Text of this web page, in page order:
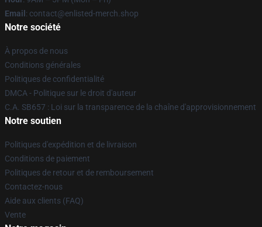
Email : contact@enlisted-merch.shop
Notre société
À propos de nous
Conditions générales
Politiques de confidentialité
DMCA - Politique sur le droit d'auteur
C.A. SB657 : Loi sur la transparence de la chaîne d'approvisionnement
Notre soutien
Politiques d'expédition et de livraison
Conditions de paiement
Politiques de retour et de remboursement
Contactez-nous
Aide aux clients (FAQ)
Vente